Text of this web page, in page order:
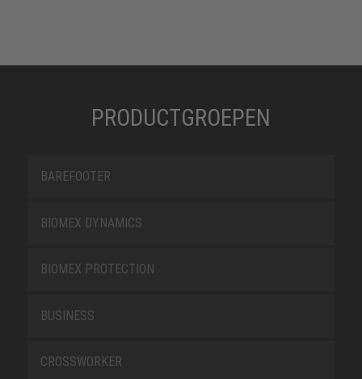
PRODUCTGROEPEN
BAREFOOTER
BIOMEX DYNAMICS
BIOMEX PROTECTION
BUSINESS
CROSSWORKER